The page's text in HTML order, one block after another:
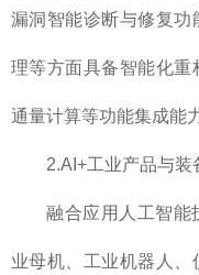
漏洞智能诊断与修复功
理等方面具备智能化重
通量计算等功能集成能力
2.AI+工业产品与装
融合应用人工智能
业母机、工业机器人